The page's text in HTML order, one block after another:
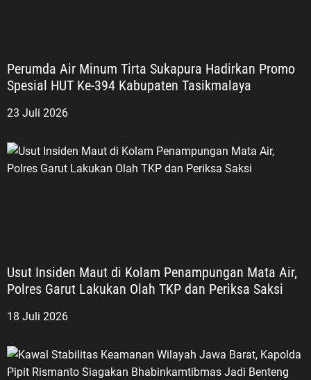
Perumda Air Minum Tirta Sukapura Hadirkan Promo
Spesial HUT Ke-394 Kabupaten Tasikmalaya
23 Juli 2026
Usut Insiden Maut di Kolam Penampungan Mata Air,
Polres Garut Lakukan Olah TKP dan Periksa Saksi
18 Juli 2026